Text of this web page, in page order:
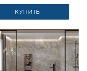
КУПИТЬ